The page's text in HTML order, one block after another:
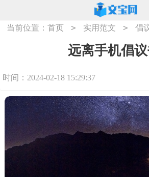
当前位置：首页 > 实用范文 > 倡
远离手机倡
时间：2024-02-18 15:29:37